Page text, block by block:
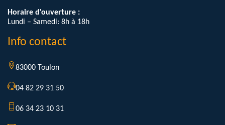
Horaire d'ouverture :
Lundi – Samedi: 8h à 18h
Info contact
83000 Toulon
04 82 29 31 50
06 34 23 10 31